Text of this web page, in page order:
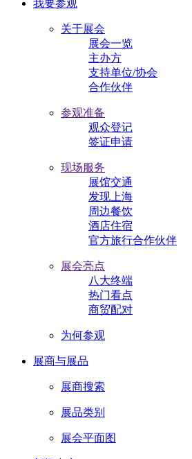
我要参观
关于展会
展会一览
主办方
支持单位/协会
合作伙伴
参观准备
观众登记
签证申请
现场服务
展馆交通
发现上海
周边餐饮
酒店住宿
官方旅行合作伙伴
展会亮点
八大终端
热门看点
商贸配对
为何参观
展商与展品
展商搜索
展品类别
展会平面图